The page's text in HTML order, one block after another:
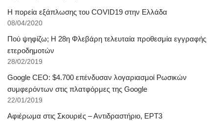
Η πορεία εξάπλωσης του COVID19 στην Ελλάδα
08/04/2020
Πού ψηφίζω; Η 28η Φλεβάρη τελευταία προθεσμία εγγραφής
ετεροδημοτών
28/02/2019
Google CEO: $4.700 επένδυσαν λογαριασμοί Ρωσικών
συμφερόντων στις πλατφόρμες της Google
22/01/2019
Αφιέρωμα στις Σκουριές – Αντιδραστήριο, ΕΡΤ3